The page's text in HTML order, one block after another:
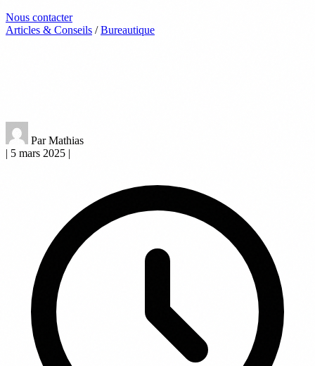
Nous contacter
Articles & Conseils / Bureautique
Par Mathias
| 5 mars 2025 |